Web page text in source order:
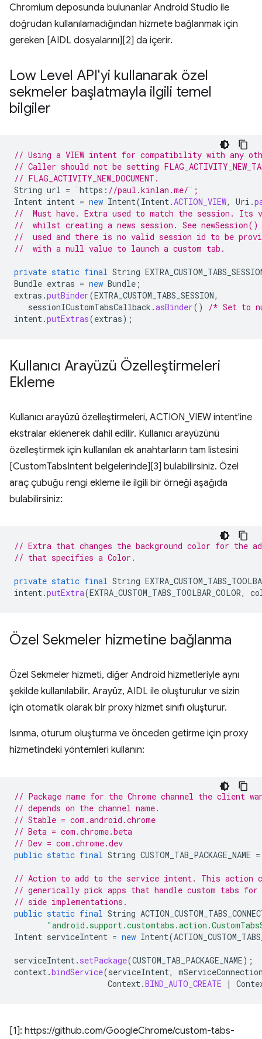
Chromium deposunda bulunanlar Android Studio ile
doğrudan kullanılamadığından hizmete bağlanmak için
gereken [AIDL dosyalarını][2] da içerir.
Low Level API'yi kullanarak özel
sekmeler başlatmayla ilgili temel
bilgiler
// Using a VIEW intent for compatibility with any
// Caller should not be setting
// FLAG_ACTIVITY_NEW_DOCUMENT.
String url = ¨https : //paul.kinlan.me/¨;
Intent intent = new Intent(Intent.ACTION_VIEW, Uri .
//  Must have. Extra used to match the session. Its
//  whilst creating a news session. See
//  used and there is no valid session id to be
//  with a null value to launch a custom tab.
private static final String
Bundle extras = new Bundle ;
extras .putBinder(EXTRA_CUSTOM_TABS_SESSION,
sessionICustomTabsCallback .asBinder()
/* Set to
intent.putExtras(extras);
Kullanıcı Arayüzü Özelleştirmeleri
Ekleme
Kullanıcı arayüzü özelleştirmeleri, ACTION_VIEW intent'ine
ekstralar eklenerek dahil edilir. Kullanıcı arayüzünü
özelleştirmek için kullanılan ek anahtarların tam listesini
[CustomTabsIntent belgelerinde][3] bulabilirsiniz. Özel
araç çubuğu rengi ekleme ile ilgili bir örneği aşağıda
bulabilirsiniz:
// Extra that changes the background color for the
// that specifies a Color.
private static final String
intent.putExtra(EXTRA_CUSTOM_TABS_TOOLBAR_COLOR,
Özel Sekmeler hizmetine bağlanma
Özel Sekmeler hizmeti, diğer Android hizmetleriyle aynı
şekilde kullanılabilir. Arayüz, AIDL ile oluşturulur ve sizin
için otomatik olarak bir proxy hizmet sınıfı oluşturur.
Isınma, oturum oluşturma ve önceden getirme için proxy
hizmetindeki yöntemleri kullanın:
// Package name for the Chrome channel the client
// depends on the channel name.
// Stable = com.android.chrome
// Beta = com.chrome.beta
// Dev = com.chrome.dev
public static final String CUSTOM_TAB_PACKAGE_NAME =
// Action to add to the service intent. This action
// generically pick apps that handle custom tabs
// side implementations.
public static final String
Intent serviceIntent = new Intent(
serviceIntent. setPackage(CUSTOM_TAB_PACKAGE_NAME);
context.bindService(serviceIntent,
Context.BIND_AUTO_CREATE |
[1]: https://github.com/GoogleChrome/custom-tabs-